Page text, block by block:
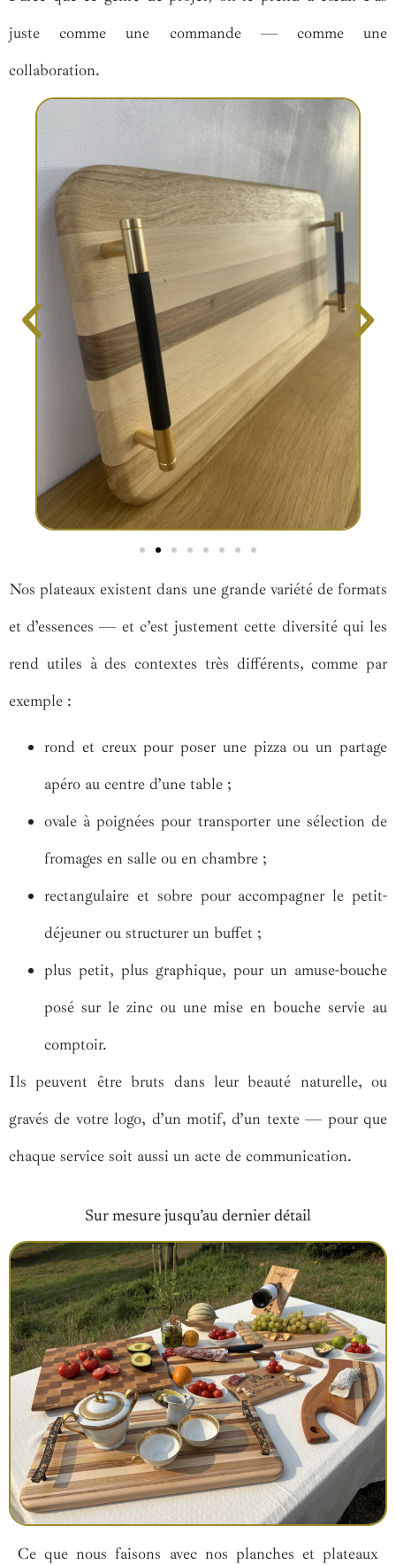
juste comme une commande — comme une
collaboration.
Nos plateaux existent dans une grande variété de formats
et d’essences — et c’est justement cette diversité qui les
rend utiles à des contextes très différents, comme par
exemple :
rond et creux pour poser une pizza ou un partage
apéro au centre d’une table ;
ovale à poignées pour transporter une sélection de
fromages en salle ou en chambre ;
rectangulaire et sobre pour accompagner le petit-
déjeuner ou structurer un buffet ;
plus petit, plus graphique, pour un amuse-bouche
posé sur le zinc ou une mise en bouche servie au
comptoir.
Ils peuvent être bruts dans leur beauté naturelle, ou
gravés de votre logo, d’un motif, d’un texte — pour que
chaque service soit aussi un acte de communication.
Sur mesure jusqu’au dernier détail
Ce que nous faisons avec nos planches et plateaux